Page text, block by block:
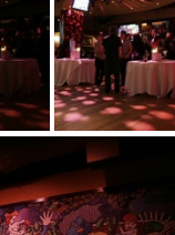
sfMacIndie2010 302